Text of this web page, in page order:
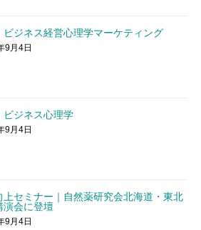
ビジネス経営心理学マーケティング
9月4日
ビジネス心理学
9月4日
上セミナー｜自然薬研究会北海道・東北
演会に登壇
9月4日